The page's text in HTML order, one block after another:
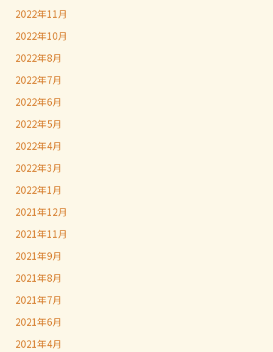
2022年11月
2022年10月
2022年8月
2022年7月
2022年6月
2022年5月
2022年4月
2022年3月
2022年1月
2021年12月
2021年11月
2021年9月
2021年8月
2021年7月
2021年6月
2021年4月